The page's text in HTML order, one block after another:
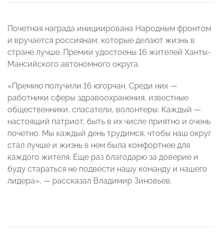
Почетная награда инициирована Народным фронтом
и вручается россиянам, которые делают жизнь в
стране лучше. Премии удостоены 16 жителей Ханты-
Мансийского автономного округа.
«Премию получили 16 югорчан. Среди них —
работники сферы здравоохранения, известные
общественники, спасатели, волонтеры. Каждый —
настоящий патриот, быть в их числе приятно и очень
почетно. Мы каждый день трудимся, чтобы наш округ
стал лучше и жизнь в нем была комфортнее для
каждого жителя. Еще раз благодарю за доверие и
буду стараться не подвести нашу команду и нашего
лидера», — рассказал Владимир Зиновьев.